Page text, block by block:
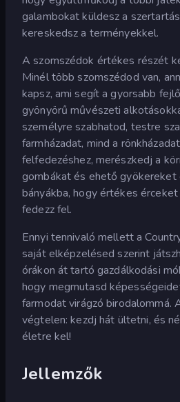
galambokat küldesz a
kereskedsz a terményekkel.
A szomszédok értékes részét
Minél több szomszédod van,
kapsz, ami segít a gyorsabb
gyönyörű művészeti
személyre szabhatod, testre
farmházadat, mind a
felfedezéshez, merészkedj a
gombákat és ehető gyökereket
bányákba, hogy értékes
fedezz fel.
Ennyi tennivaló mellett a
saját elképzelésed szerint
órákon át tartó gazdálkodási
hogy megmutasd
farmodat virágzó birodalommá.
végtelen: kezdj hát ültetni, és
életre kel!
Jellemzők